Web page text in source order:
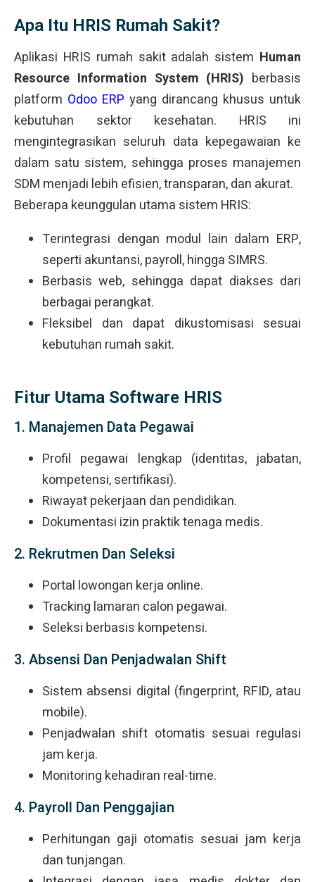
Apa Itu HRIS Rumah Sakit?
Aplikasi HRIS rumah sakit adalah sistem Human
Resource Information System (HRIS) berbasis
platform Odoo ERP yang dirancang khusus untuk
kebutuhan sektor kesehatan. HRIS ini
mengintegrasikan seluruh data kepegawaian ke
dalam satu sistem, sehingga proses manajemen
SDM menjadi lebih efisien, transparan, dan akurat.
Beberapa keunggulan utama sistem HRIS:
Terintegrasi dengan modul lain dalam ERP,
seperti akuntansi, payroll, hingga SIMRS.
Berbasis web, sehingga dapat diakses dari
berbagai perangkat.
Fleksibel dan dapat dikustomisasi sesuai
kebutuhan rumah sakit.
Fitur Utama Software HRIS
1. Manajemen Data Pegawai
Profil pegawai lengkap (identitas, jabatan,
kompetensi, sertifikasi).
Riwayat pekerjaan dan pendidikan.
Dokumentasi izin praktik tenaga medis.
2. Rekrutmen Dan Seleksi
Portal lowongan kerja online.
Tracking lamaran calon pegawai.
Seleksi berbasis kompetensi.
3. Absensi Dan Penjadwalan Shift
Sistem absensi digital (fingerprint, RFID, atau
mobile).
Penjadwalan shift otomatis sesuai regulasi
jam kerja.
Monitoring kehadiran real-time.
4. Payroll Dan Penggajian
Perhitungan gaji otomatis sesuai jam kerja
dan tunjangan.